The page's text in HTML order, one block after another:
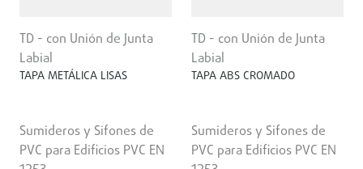
TD - con Unión de Junta
Labial
TAPA METÁLICA LISAS
Sumideros y Sifones de
PVC para Edificios PVC EN
TD - con Unión de Junta
Labial
TAPA ABS CROMADO
Sumideros y Sifones de
PVC para Edificios PVC EN